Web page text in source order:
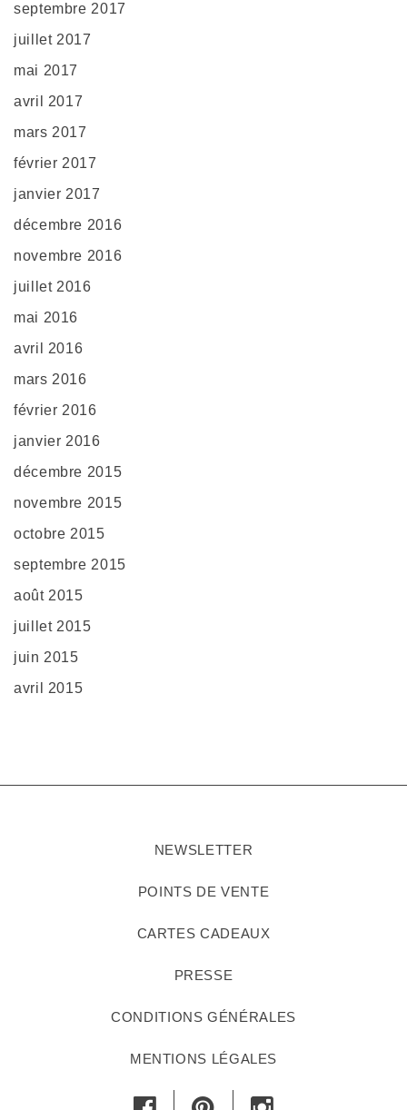
septembre 2017
juillet 2017
mai 2017
avril 2017
mars 2017
février 2017
janvier 2017
décembre 2016
novembre 2016
juillet 2016
mai 2016
avril 2016
mars 2016
février 2016
janvier 2016
décembre 2015
novembre 2015
octobre 2015
septembre 2015
août 2015
juillet 2015
juin 2015
avril 2015
NEWSLETTER
POINTS DE VENTE
CARTES CADEAUX
PRESSE
CONDITIONS GÉNÉRALES
MENTIONS LÉGALES